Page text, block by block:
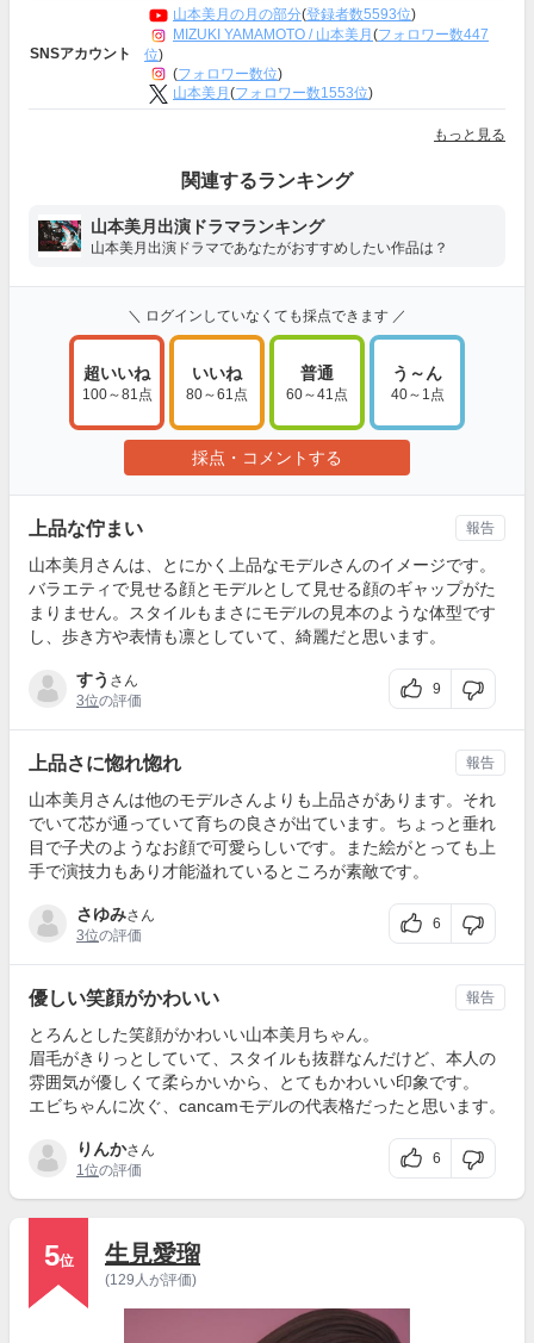
SNSアカウント
山本美月の月の部分(登録者数5593位)
MIZUKI YAMAMOTO / 山本美月(フォロワー数447
位)
(フォロワー数位)
山本美月 (フォロワー数1553位)
もっと見る
関連するランキング
山本美月出演ドラマランキング
山本美月出演ドラマであなたがおすすめしたい作品は？
＼ ログインしていなくても採点できます ／
超いいね
100～81点
いいね
80～61点
普通
60～41点
う～ん
40～1点
採点・コメントする
上品な佇まい
山本美月さんは、とにかく上品なモデルさんのイメージです。
バラエティで見せる顔とモデルとして見せる顔のギャップがた
まりません。スタイルもまさにモデルの見本のような体型です
し、歩き方や表情も凛としていて、綺麗だと思います。
すう さん
3位の評価
9
報告
上品さに惚れ惚れ
山本美月さんは他のモデルさんよりも上品さがあります。それ
でいて芯が通っていて育ちの良さが出ています。ちょっと垂れ
目で子犬のようなお顔で可愛らしいです。また絵がとっても上
手で演技力もあり才能溢れているところが素敵です。
さゆみさん
3位の評価
6
報告
優しい笑顔がかわいい
とろんとした笑顔がかわいい山本美月ちゃん。
眉毛がきりっとしていて、スタイルも抜群なんだけど、本人の
雰囲気が優しくて柔らかいから、とてもかわいい印象です。
エビちゃんに次ぐ、cancamモデルの代表格だったと思います。
りんかさん
1位の評価
6
報告
5位 生見愛瑠
(129人が評価)